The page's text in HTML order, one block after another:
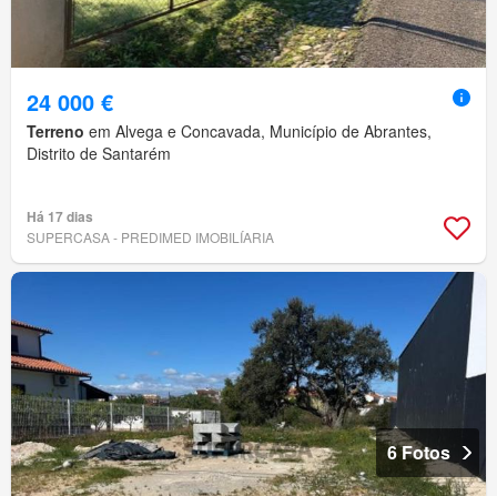
24 000 €
Terreno em Alvega e Concavada, Município de Abrantes,
Distrito de Santarém
Há 17 dias
SUPERCASA - PREDIMED IMOBILÍARIA
6 Fotos